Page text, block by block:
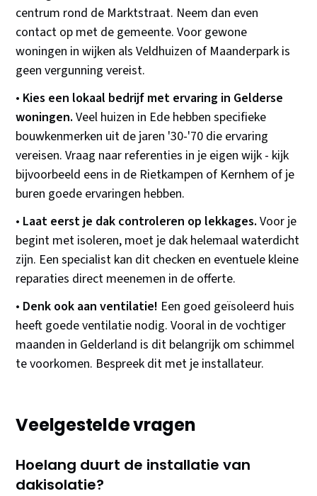
centrum rond de Marktstraat. Neem dan even
contact op met de gemeente. Voor gewone
woningen in wijken als Veldhuizen of Maanderpark is
geen vergunning vereist.
• Kies een lokaal bedrijf met ervaring in Gelderse
woningen. Veel huizen in Ede hebben specifieke
bouwkenmerken uit de jaren '30-'70 die ervaring
vereisen. Vraag naar referenties in je eigen wijk - kijk
bijvoorbeeld eens in de Rietkampen of Kernhem of je
buren goede ervaringen hebben.
• Laat eerst je dak controleren op lekkages. Voor je
begint met isoleren, moet je dak helemaal waterdicht
zijn. Een specialist kan dit checken en eventuele kleine
reparaties direct meenemen in de offerte.
• Denk ook aan ventilatie! Een goed geïsoleerd huis
heeft goede ventilatie nodig. Vooral in de vochtiger
maanden in Gelderland is dit belangrijk om schimmel
te voorkomen. Bespreek dit met je installateur.
Veelgestelde vragen
Hoelang duurt de installatie van
dakisolatie?